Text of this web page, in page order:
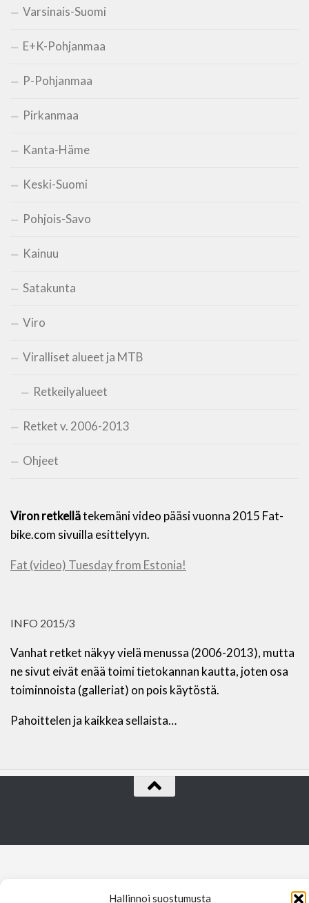
Hallinnoi suostumusta
Varsinais-Suomi
E+K-Pohjanmaa
P-Pohjanmaa
Pirkanmaa
Kanta-Häme
Keski-Suomi
Pohjois-Savo
Kainuu
Satakunta
Viro
Viralliset alueet ja MTB
Retkeilyalueet
Retket v. 2006-2013
Ohjeet
Viron retkellätekemäni video pääsi vuonna 2015 Fat-
bike.com sivuilla esittelyyn.
Fat (video) Tuesday from Estonia!
INFO 2015/3
Vanhat retket näkyy vielä menussa (2006-2013), mutta
ne sivut eivät enää toimi tietokannan kautta, joten osa
toiminnoista (galleriat) on pois käytöstä.
Pahoittelen ja kaikkea sellaista…